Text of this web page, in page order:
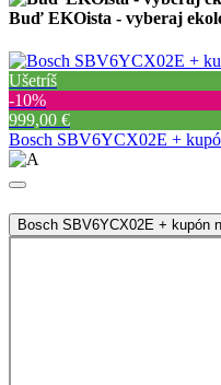
Buď EKOista - vyberaj
Ušetríš
‐10%
999,00 €
Bosch SBV6YCX02E +
Bosch